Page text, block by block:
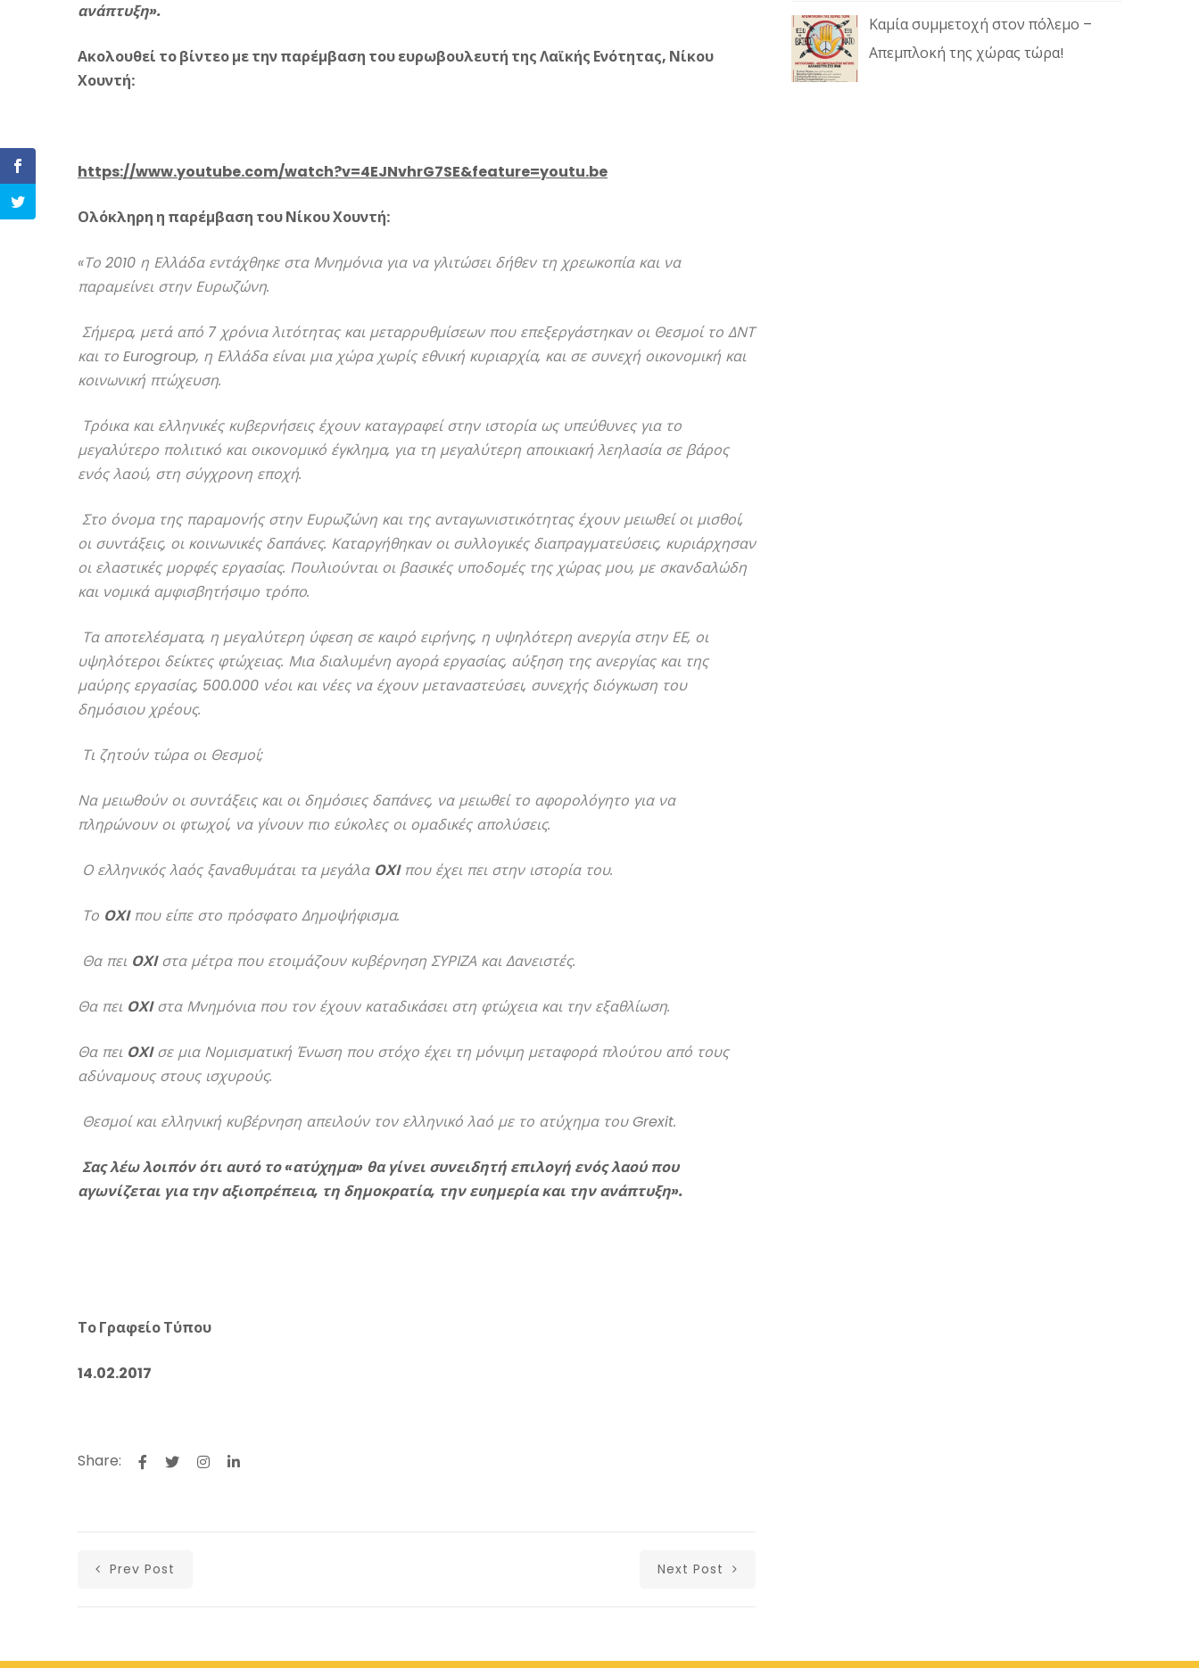
ανάπτυξη».
Ακολουθεί το βίντεο με την παρέμβαση του ευρωβουλευτή της Λαϊκής Ενότητας, Νίκου
Χουντή:
https://www.youtube.com/watch?v=4EJNvhrG7SE&feature=youtu.be
Ολόκληρη η παρέμβαση του Νίκου Χουντή:
«Το 2010 η Ελλάδα εντάχθηκε στα Μνημόνια για να γλιτώσει δήθεν τη χρεωκοπία και να
παραμείνει στην Ευρωζώνη.
Σήμερα, μετά από 7 χρόνια λιτότητας και μεταρρυθμίσεων που επεξεργάστηκαν οι Θεσμοί το ΔΝΤ
και το Eurogroup, η Ελλάδα είναι μια χώρα χωρίς εθνική κυριαρχία, και σε συνεχή οικονομική και
κοινωνική πτώχευση.
Τρόικα και ελληνικές κυβερνήσεις έχουν καταγραφεί στην ιστορία ως υπεύθυνες για το
μεγαλύτερο πολιτικό και οικονομικό έγκλημα, για τη μεγαλύτερη αποικιακή λεηλασία σε βάρος
ενός λαού, στη σύγχρονη εποχή.
Στο όνομα της παραμονής στην Ευρωζώνη και της ανταγωνιστικότητας έχουν μειωθεί οι μισθοί,
οι συντάξεις, οι κοινωνικές δαπάνες. Καταργήθηκαν οι συλλογικές διαπραγματεύσεις, κυριάρχησαν
οι ελαστικές μορφές εργασίας. Πουλιούνται οι βασικές υποδομές της χώρας μου, με σκανδαλώδη
και νομικά αμφισβητήσιμο τρόπο.
Τα αποτελέσματα, η μεγαλύτερη ύφεση σε καιρό ειρήνης, η υψηλότερη ανεργία στην ΕΕ, οι
υψηλότεροι δείκτες φτώχειας. Μια διαλυμένη αγορά εργασίας, αύξηση της ανεργίας και της
μαύρης εργασίας, 500.000 νέοι και νέες να έχουν μεταναστεύσει, συνεχής διόγκωση του
δημόσιου χρέους.
Τι ζητούν τώρα οι Θεσμοί;
Να μειωθούν οι συντάξεις και οι δημόσιες δαπάνες, να μειωθεί το αφορολόγητο για να
πληρώνουν οι φτωχοί, να γίνουν πιο εύκολες οι ομαδικές απολύσεις.
Ο ελληνικός λαός ξαναθυμάται τα μεγάλα ΟΧΙπου έχει πει στην ιστορία του.
Το ΟΧΙπου είπε στο πρόσφατο Δημοψήφισμα.
Θα πει ΟΧΙστα μέτρα που ετοιμάζουν κυβέρνηση ΣΥΡΙΖΑ και Δανειστές.
Θα πει ΟΧΙστα Μνημόνια που τον έχουν καταδικάσει στη φτώχεια και την εξαθλίωση.
Θα πει ΟΧΙσε μια Νομισματική Ένωση που στόχο έχει τη μόνιμη μεταφορά πλούτου από τους
αδύναμους στους ισχυρούς.
Θεσμοί και ελληνική κυβέρνηση απειλούν τον ελληνικό λαό με το ατύχημα τουGrexit.
Σας λέω λοιπόν ότι αυτό το «ατύχημα» θα γίνει συνειδητή επιλογή ενός λαού που
αγωνίζεται για την αξιοπρέπεια, τη δημοκρατία, την ευημερία και την ανάπτυξη».
Το Γραφείο Τύπου
14.02.2017
Share:
Prev Post Next Post
Καμία συμμετοχή στον πόλεμο –
Απεμπλοκή της χώρας τώρα!